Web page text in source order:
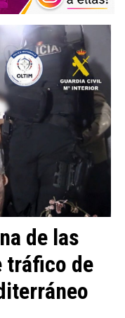
de las
tráfico de